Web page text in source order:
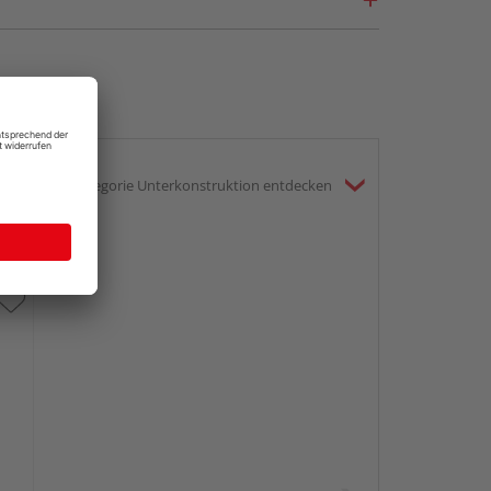
gesamte Kategorie Unterkonstruktion entdecken